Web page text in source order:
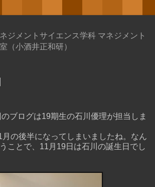
ジメントサイエンス学科 マネジメント
（小酒井正和研）
ブログは19期生の石川優理が担当しま
の後半になってしまいましたね。なん
ことで、11月19日は石川の誕生日でし